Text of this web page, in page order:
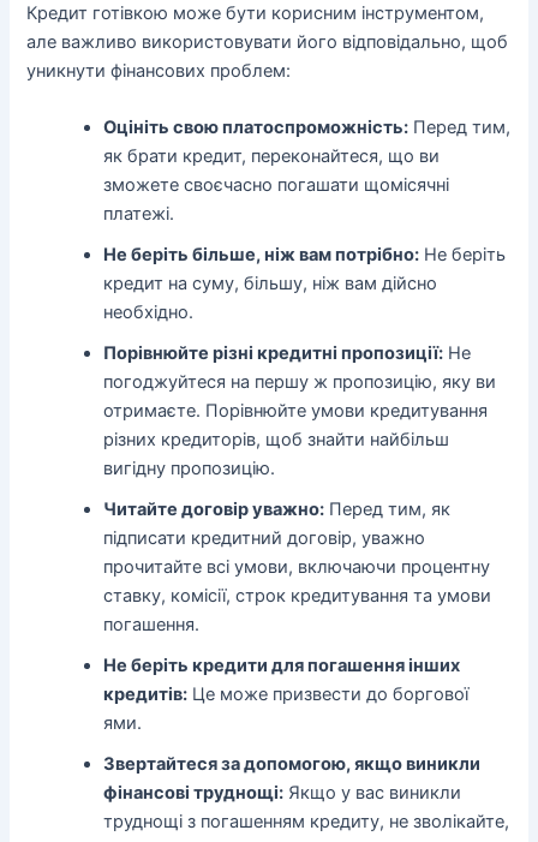
Кредит готівкою може бути корисним інструментом,
але важливо використовувати його відповідально, щоб
уникнути фінансових проблем:
Оцініть свою платоспроможність: Перед тим,
як брати кредит, переконайтеся, що ви
зможете своєчасно погашати щомісячні
платежі.
Не беріть більше, ніж вам потрібно: Не беріть
кредит на суму, більшу, ніж вам дійсно
необхідно.
Порівнюйте різні кредитні пропозиції: Не
погоджуйтеся на першу ж пропозицію, яку ви
отримаєте. Порівнюйте умови кредитування
різних кредиторів, щоб знайти найбільш
вигідну пропозицію.
Читайте договір уважно: Перед тим, як
підписати кредитний договір, уважно
прочитайте всі умови, включаючи процентну
ставку, комісії, строк кредитування та умови
погашення.
Не беріть кредити для погашення інших
кредитів: Це може призвести до боргової
ями.
Звертайтеся за допомогою, якщо виникли
фінансові труднощі: Якщо у вас виникли
труднощі з погашенням кредиту, не зволікайте,